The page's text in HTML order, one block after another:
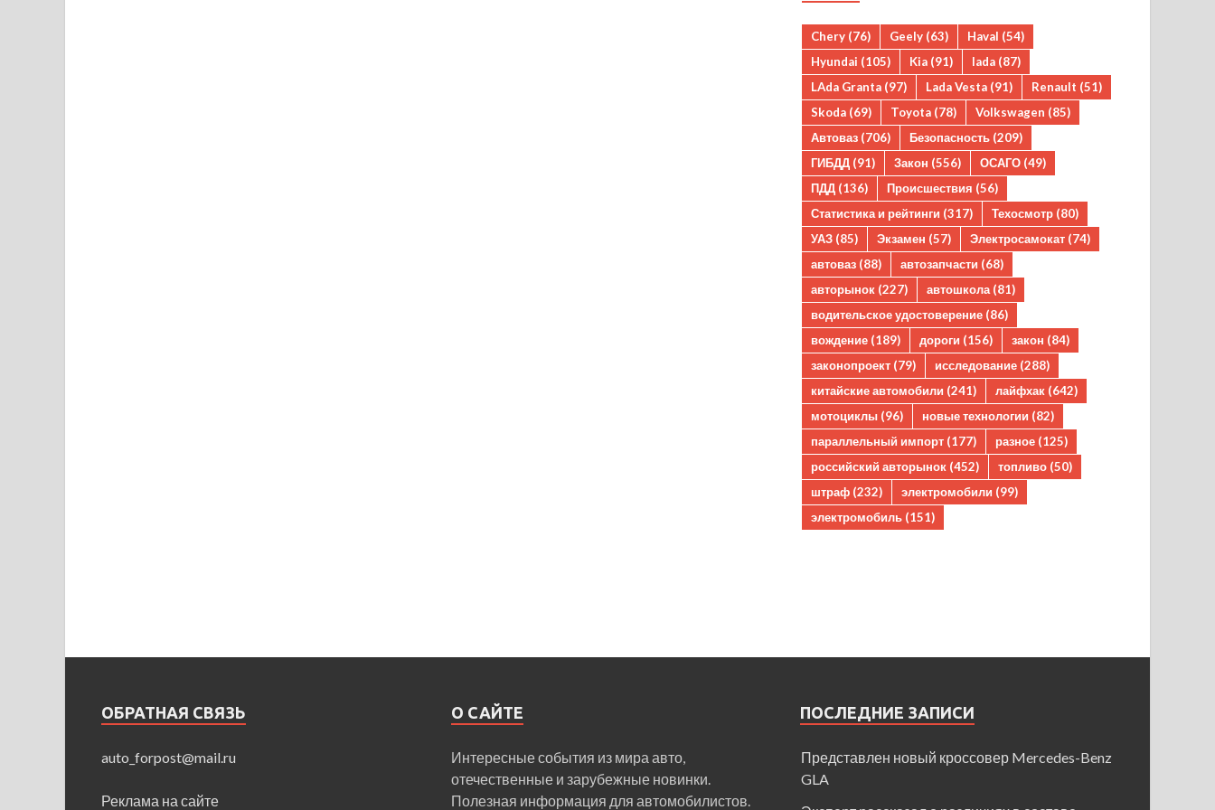
Chery (76) Geely (63) Haval (54)
Hyundai (105) Kia (91) lada (87)
LAda Granta (97) Lada Vesta (91) Renault (51)
Skoda (69) Toyota (78) Volkswagen (85)
Автоваз (706) Безопасность (209)
ГИБДД (91) Закон (556) ОСАГО (49)
ПДД (136) Происшествия (56)
Статистика и рейтинги (317) Техосмотр (80)
УАЗ (85) Экзамен (57) Электросамокат (74)
автоваз (88) автозапчасти (68)
авторынок (227) автошкола (81)
водительское удостоверение (86)
вождение (189) дороги (156) закон (84)
законопроект (79) исследование (288)
китайские автомобили (241) лайфхак (642)
мотоциклы (96) новые технологии (82)
параллельный импорт (177) разное (125)
российский авторынок (452) топливо (50)
штраф (232) электромобили (99)
электромобиль (151)
ОБРАТНАЯ СВЯЗЬ
auto_forpost@mail.ru
Реклама на сайте
О САЙТЕ
Интересные события из мира авто,
отечественные и зарубежные новинки.
Полезная информация для автомобилистов.
ПОСЛЕДНИЕ ЗАПИСИ
Представлен новый кроссовер Mercedes-Benz
GLA